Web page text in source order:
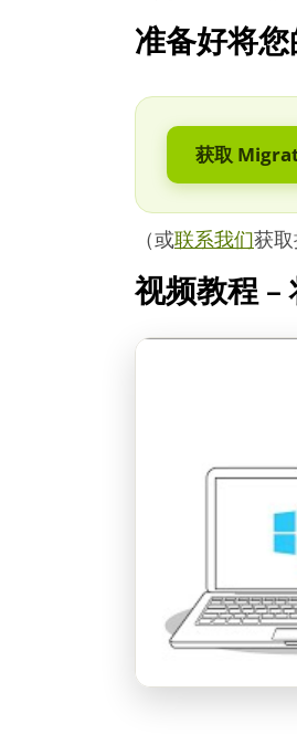
准备好将
获取
（或联系我们获取
视频教程 –